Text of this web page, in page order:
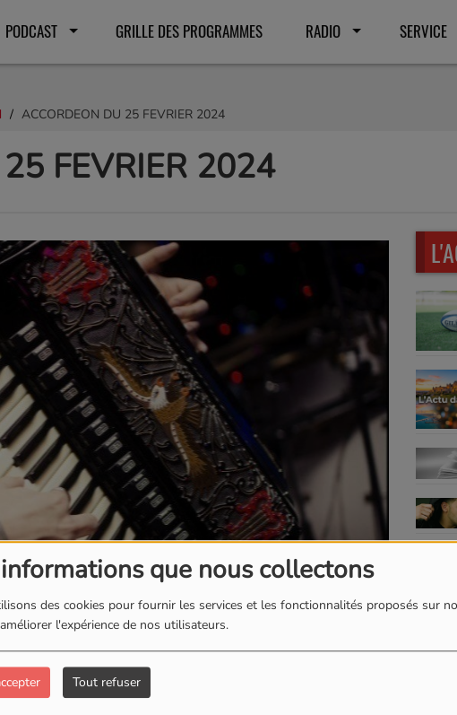
que nous collectons
des cookies pour fournir les services et les fonctionnalités proposés sur
l'expérience de nos utilisateurs.
Tout refuser
PODCAST GRILLE DES PROGRAMMES RADIO SERVICE
ACCORDEON DU 25 FEVRIER 2024
FEVRIER 2024